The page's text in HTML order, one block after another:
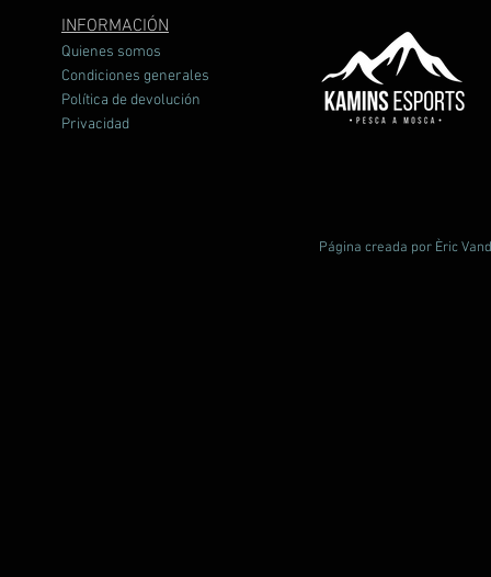
INFORMACIÓN
Quienes somos
Condiciones generales
Política de devolución
Privacidad
Página creada por Èric